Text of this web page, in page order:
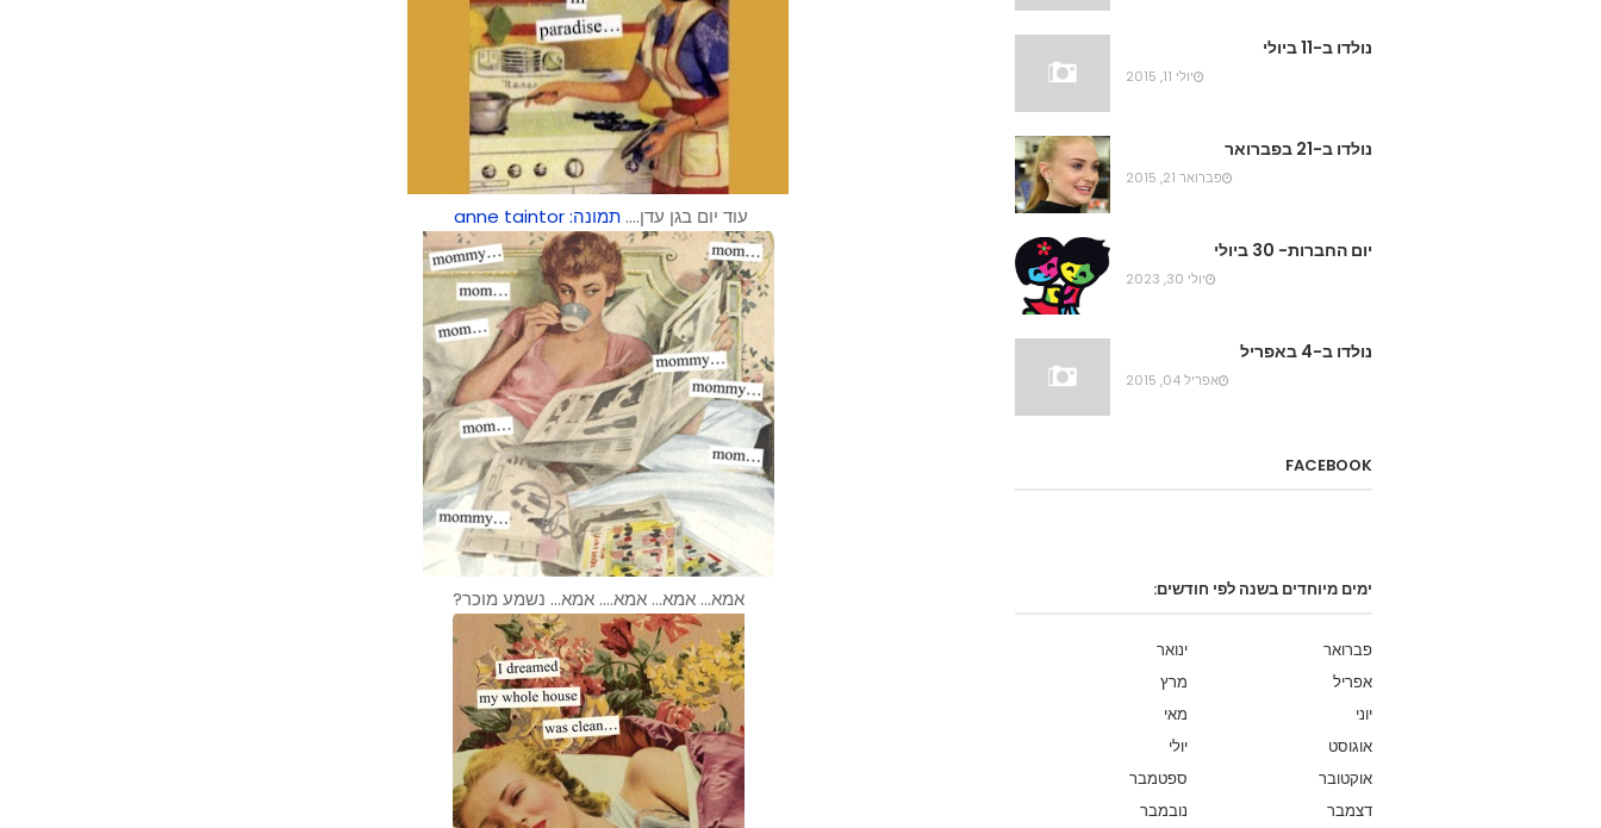
עוד יום בגן עדן....תמונה:anne taintor
אמא... אמא... אמא.... אמא... נשמע מוכר?
נולדו ב-11 ביולי
יולי 11, 2015
נולדו ב-21 בפברואר
פברואר 21, 2015
יום החברות- 30 ביולי
יולי 30, 2023
נולדו ב-4 באפריל
אפריל 04, 2015
FACEBOOK
ימים מיוחדים בשנה לפי חודשים:
ינואר
פברואר
מרץ
אפריל
מאי
יוני
יולי
אוגוסט
ספטמבר
אוקטובר
נובמבר
דצמבר